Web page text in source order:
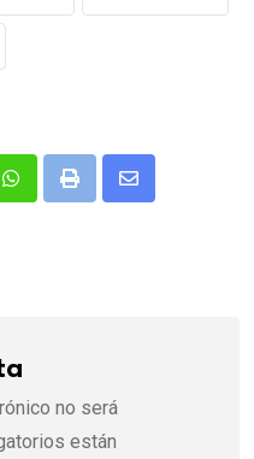
WhatsappPrint
Share
no será
están